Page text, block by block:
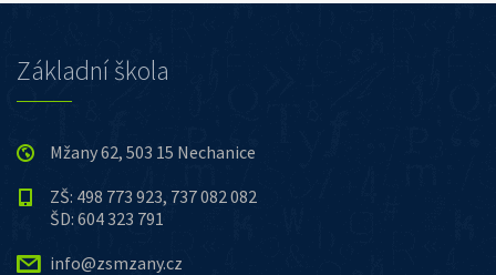
Základní škola
Mžany 62, 503 15 Nechanice
ZŠ: 498 773 923, 737 082 082
ŠD: 604 323 791
info@zsmzany.cz